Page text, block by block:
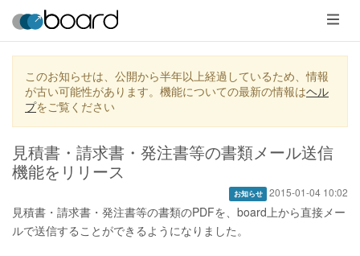
メ
ニ
ュ
ー
このお知らせは、公開から半年以上経過しているため、情報
が古い可能性があります。機能についての最新の情報はヘル
プをご覧ください
見積書・請求書・発注書等の書類メール送信
機能をリリース
お知らせ 2015-01-04 10:02
見積書・請求書・発注書等の書類のPDFを、board上から直接メー
ルで送信することができるようになりました。